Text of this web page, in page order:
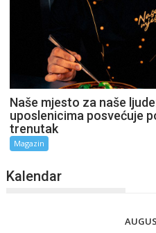
Naše mjesto za naše
uposlenicima posvećuje
trenutak
Magazin
Kalendar